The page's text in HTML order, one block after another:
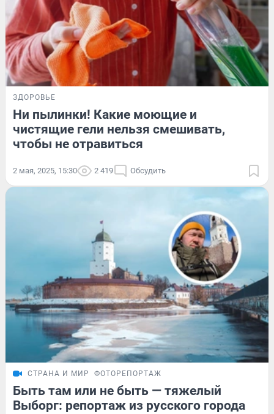
ЗДОРОВЬЕ
Ни пылинки! Какие моющие и
чистящие гели нельзя смешивать,
чтобы не отравиться
2 мая, 2025, 15:30 2 419 Обсудить
СТРАНА И МИР ФОТОРЕПОРТАЖ
Быть там или не быть — тяжелый
Выборг: репортаж из русского города